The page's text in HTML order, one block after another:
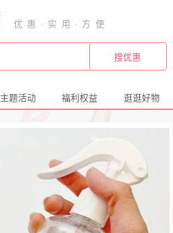
主题活动 福利权益 逛逛好物